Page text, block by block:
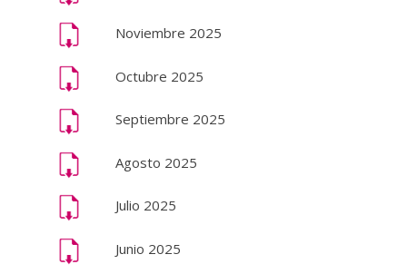
Noviembre 2025
Octubre 2025
Septiembre 2025
Agosto 2025
Julio 2025
Junio 2025